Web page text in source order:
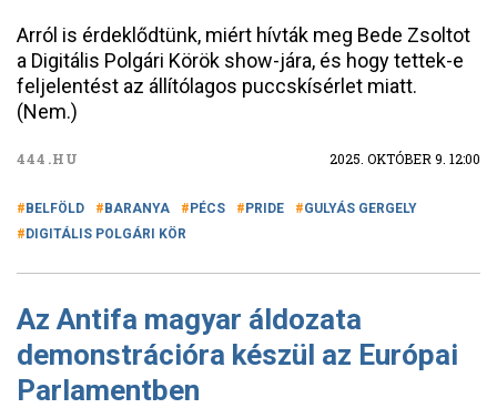
Arról is érdeklődtünk, miért hívták meg Bede Zsoltot
a Digitális Polgári Körök show-jára, és hogy tettek-e
feljelentést az állítólagos puccskísérlet miatt.
(Nem.)
444.HU 2025. OKTÓBER 9. 12:00
BELFÖLD BARANYA PÉCS PRIDE
GULYÁS GERGELY
DIGITÁLIS POLGÁRI KÖR
Az Antifa magyar áldozata
demonstrációra készül az Európai
Parlamentben